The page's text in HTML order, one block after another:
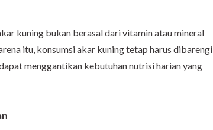
kuning bukan berasal dari vitamin atau mineral
itu, konsumsi akar kuning tetap harus dibarengi
menggantikan kebutuhan nutrisi harian yang